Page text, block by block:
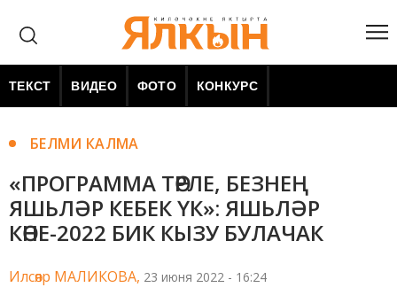
ТЕКСТ ВИДЕО ФОТО КОНКУРС
БЕЛМИ КАЛМА
«ПРОГРАММА ТӨРЛЕ, БЕЗНЕҢ
ЯШЬЛӘР КЕБЕК ҮК»: ЯШЬЛӘР
КӨНЕ-2022 БИК КЫЗУ БУЛАЧАК
Илсөяр МАЛИКОВА, 23 июня 2022 - 16:24